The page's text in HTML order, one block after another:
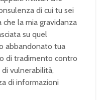
di cui tu sei
la mia gravidanza
su quel
abbandonato tua
di tradimento contro
vulnerabilità,
di informazioni